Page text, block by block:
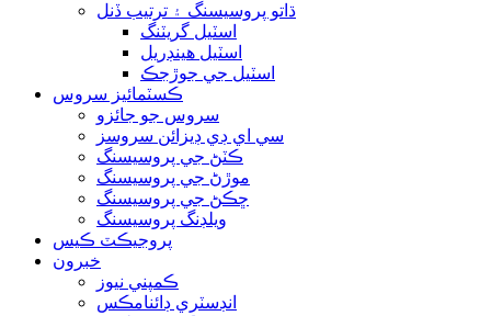
ڌاتو پروسيسنگ ۽ ترتيب ڏنل
اسٽيل گريٽنگ
اسٽيل هينڊريل
اسٽيل جي جوڙجڪ
ڪسٽمائيز سروس
سروس جو جائزو
سي اي ڊي ڊيزائن سروسز
ڪٽڻ جي پروسيسنگ
موڙڻ جي پروسيسنگ
ڇڪڻ جي پروسيسنگ
ويلڊنگ پروسيسنگ
پروجيڪٽ ڪيس
خبرون
ڪمپني نيوز
انڊسٽري ڊائنامڪس